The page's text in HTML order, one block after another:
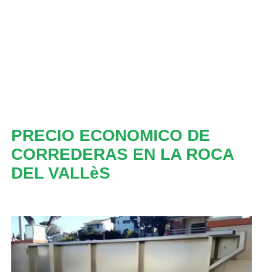
PRECIO ECONOMICO DE
CORREDERAS EN LA ROCA
DEL VALLèS